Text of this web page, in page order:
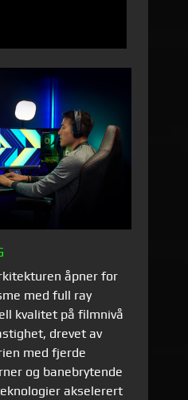
åpner for
med full ray
kvalitet på filmnivå
drevet av
med fjerde
og banebrytende
akselerert